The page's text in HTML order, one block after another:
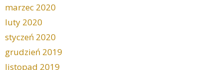
marzec 2020
luty 2020
styczeń 2020
grudzień 2019
listopad 2019